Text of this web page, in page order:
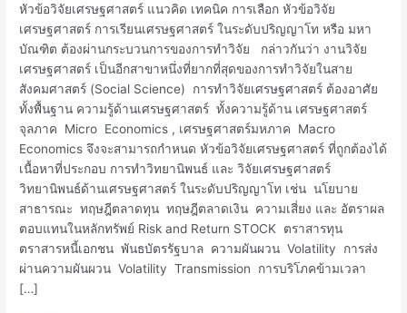
หัวข้อวิจัยเศรษฐศาสตร์ แนวคิด เทคนิค การเลือก หัวข้อวิจัย
เศรษฐศาสตร์ การเรียนเศรษฐศาสตร์ ในระดับปริญญาโท หรือ มหา
บัณฑิต ต้องผ่านกระบวนการของการทำวิจัย กล่าวกันว่า งานวิจัย
เศรษฐศาสตร์ เป็นอีกสาขาหนึ่งที่ยากที่สุดของการทำวิจัยในสาย
สังคมศาสตร์ (Social Science) การทำวิจัยเศรษฐศาสตร์ ต้องอาศัย
ทั้งพื้นฐาน ความรู้ด้านเศรษฐศาสตร์ ทั้งความรู้ด้าน เศรษฐศาสตร์
จุลภาค Micro Economics , เศรษฐศาสตร์มหภาค Macro
Economics จึงจะสามารถกำหนด หัวข้อวิจัยเศรษฐศาสตร์ ที่ถูกต้องได้
เนื้อหาที่ประกอบ การทำวิทยานิพนธ์ และ วิจัยเศรษฐศาสตร์
วิทยานิพนธ์ด้านเศรษฐศาสตร์ ในระดับปริญญาโท เช่น นโยบาย
สาธารณะ ทฤษฎีตลาดทุน ทฤษฎีตลาดเงิน ความเสี่ยง และ อัตราผล
ตอบแทนในหลักทรัพย์ Risk and Return STOCK ตราสารทุน
ตราสารหนี้เอกชน พันธบัตรรัฐบาล ความผันผวน Volatility การส่ง
ผ่านความผันผวน Volatility Transmission การบริโภคข้ามเวลา
[…]